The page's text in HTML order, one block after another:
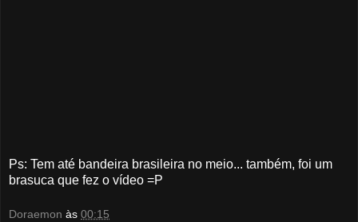
Ps: Tem até bandeira brasileira no meio... também, foi um
brasuca que fez o vídeo =P
Doraemon às 00:15